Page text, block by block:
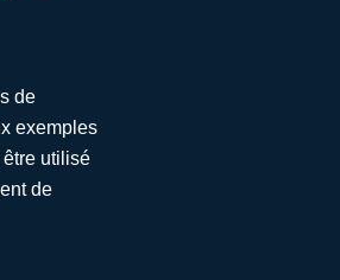
de
exemples
utilisé
de